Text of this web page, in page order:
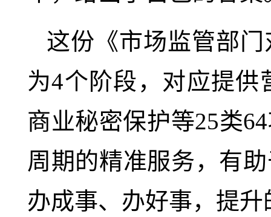
这份《市场监管部
为4个阶段，对应提
商业秘密保护等25类
周期的精准服务，有
办成事、办好事，提